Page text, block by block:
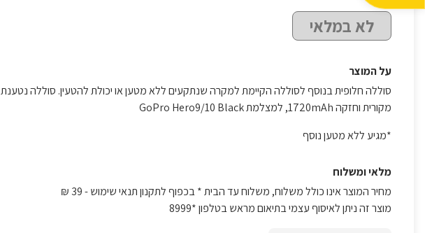
לא במלאי
על המוצר
סוללה חלופית בנוסף לסוללה הקיימת למקרה שנתקעים ללא מטען או יכולת להטעין. סוללה נטענת
מקורית וחזקה 1720mAh, למצלמת GoPro Hero9/10 Black
*מגיע ללא מטען נוסף
מלאי ומשלוח
מחיר המוצר אינו כולל משלוח, משלוח עד הבית * בכפוף לתקנון תנאי שימוש- 39 ₪
מוצר זה ניתן לאיסוף עצמי בתיאום מראש בטלפון *8999